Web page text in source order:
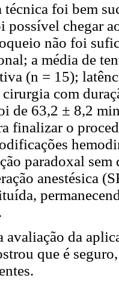
técnica foi bem
possível chegar
não foi
a média de
(n = 15);
cirurgia com
de 63,2 ± 8,2
finalizar o
paradoxal
anestésica
avaliação da
que é